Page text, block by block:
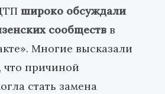
широко обсуждали
сообществ в
Многие высказали
причиной
стать замена